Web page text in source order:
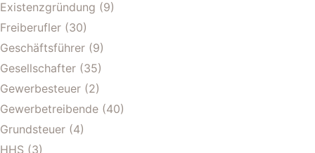
Existenzgründung (9)
Freiberufler (30)
Geschäftsführer (9)
Gesellschafter (35)
Gewerbesteuer (2)
Gewerbetreibende (40)
Grundsteuer (4)
HHS (3)